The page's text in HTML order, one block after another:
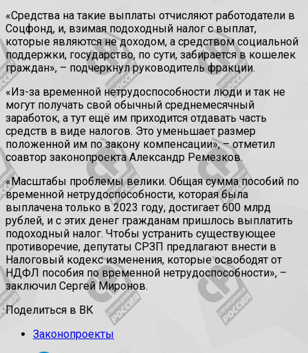
«Средства на такие выплаты отчисляют работодатели в
Соцфонд, и, взимая подоходный налог с выплат,
которые являются не доходом, а средством социальной
поддержки, государство, по сути, забирается в кошелек
граждан», – подчеркнул руководитель фракции.
«Из-за временной нетрудоспособности люди и так не
могут получать свой обычный среднемесячный
заработок, а тут ещё им приходится отдавать часть
средств в виде налогов. Это уменьшает размер
положенной им по закону компенсации», – отметил
соавтор законопроекта Александр Ремезков.
«Масштабы проблемы велики. Общая сумма пособий по
временной нетрудоспособности, которая была
выплачена только в 2023 году, достигает 600 млрд
рублей, и с этих денег гражданам пришлось выплатить
подоходный налог. Чтобы устранить существующее
противоречие, депутаты СРЗП предлагают внести в
Налоговый кодекс изменения, которые освободят от
НДФЛ пособия по временной нетрудоспособности», –
заключил Сергей Миронов.
Поделиться в ВК
Законопроекты